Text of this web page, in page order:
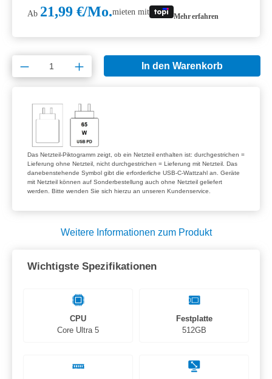
Ab 21,99 €/Mo.mieten mit Mehr erfahren
Produkt Anzahl: Gib den gewünschten
In den Warenkorb
Das Netzteil-Piktogramm zeigt, ob ein Netzteil enthalten ist: durchgestrichen =
Lieferung ohne Netzteil, nicht durchgestrichen = Lieferung mit Netzteil. Das
danebenstehende Symbol gibt die erforderliche USB-C-Wattzahl an. Geräte
mit Netzteil können auf Sonderbestellung auch ohne Netzteil geliefert
werden. Bitte wenden Sie sich hierzu an unseren Kundenservice.
Weitere Informationen zum Produkt
Wichtigste Spezifikationen
CPU
Core Ultra 5
Festplatte
512GB